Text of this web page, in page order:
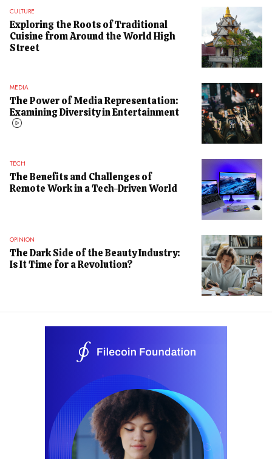
CULTURE
Exploring the Roots of Traditional
Cuisine from Around the World High
Street
MEDIA
The Power of Media Representation:
Examining Diversity in Entertainment
TECH
The Benefits and Challenges of
Remote Work in a Tech-Driven World
OPINION
The Dark Side of the Beauty Industry:
Is It Time for a Revolution?